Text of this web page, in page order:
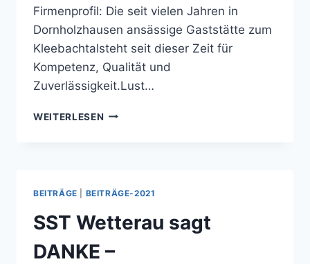
Firmenprofil: Die seit vielen Jahren in
Dornholzhausen ansässige Gaststätte zum
Kleebachtalsteht seit dieser Zeit für
Kompetenz, Qualität und
Zuverlässigkeit.Lust…
WEITERLESEN SST
GASTSTÄTTE
KLEEBACHTAL
BEITRÄGE BEITRÄGE-2021
SST Wetterau sagt
DANKE –